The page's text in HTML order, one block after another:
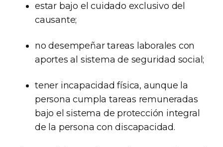
estar bajo el cuidado exclusivo del
causante;
no desempeñar tareas laborales con
aportes al sistema de seguridad social;
tener incapacidad física, aunque la
persona cumpla tareas remuneradas
bajo el sistema de protección integral
de la persona con discapacidad.